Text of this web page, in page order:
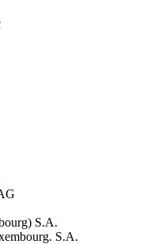
S.A.
S.A.